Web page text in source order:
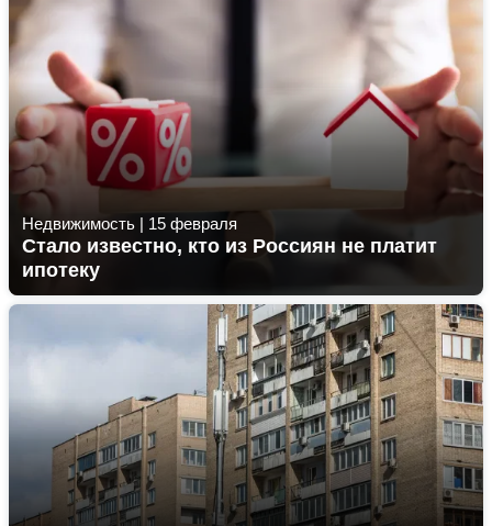
Недвижимость | 15 февраля
Стало известно, кто из Россиян не платит
ипотеку